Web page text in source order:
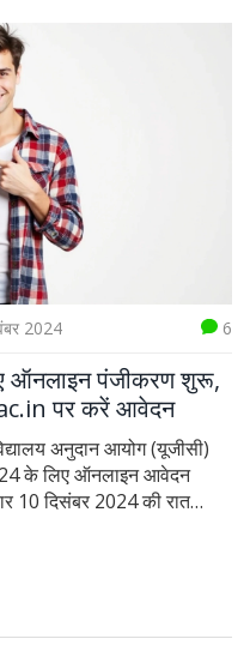
2024 6
ऑनलाइन पंजीकरण शुरू,
पर करें आवेदन
अनुदान आयोग (यूजीसी)
के लिए ऑनलाइन आवेदन
10 दिसंबर 2024 की रात
पर आवेदन कर
आधारित टेस्ट (CBT) मोड में